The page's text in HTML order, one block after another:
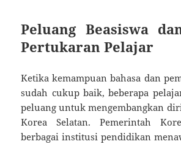
Peluang Beasiswa
Pertukaran Pelajar
Ketika kemampuan bahasa dan
sudah cukup baik, beberapa
peluang untuk mengembangkan
Korea Selatan. Pemerintah
berbagai institusi pendidikan